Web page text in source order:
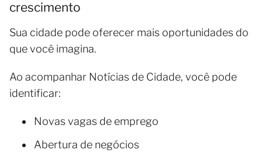
crescimento
Sua cidade pode oferecer mais oportunidades do
que você imagina.
Ao acompanhar Notícias de Cidade, você pode
identificar:
Novas vagas de emprego
Abertura de negócios